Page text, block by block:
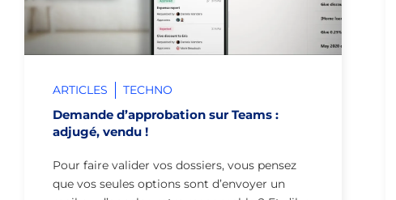
ARTICLES TECHNO
Demande d’approbation sur Teams :
adjugé, vendu !
Pour faire valider vos dossiers, vous pensez
que vos seules options sont d’envoyer un